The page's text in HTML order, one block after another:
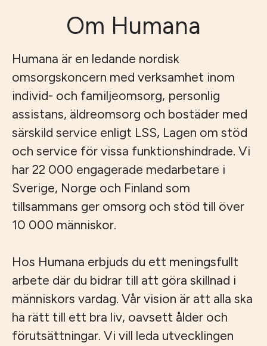
Om Humana
Humana är en ledande nordisk
omsorgskoncern med verksamhet inom
individ- och familjeomsorg, personlig
assistans, äldreomsorg och bostäder med
särskild service enligt LSS, Lagen om stöd
och service för vissa funktionshindrade. Vi
har 22 000 engagerade medarbetare i
Sverige, Norge och Finland som
tillsammans ger omsorg och stöd till över
10 000 människor.
Hos Humana erbjuds du ett meningsfullt
arbete där du bidrar till att göra skillnad i
människors vardag. Vår vision är att alla ska
ha rätt till ett bra liv, oavsett ålder och
förutsättningar. Vi vill leda utvecklingen